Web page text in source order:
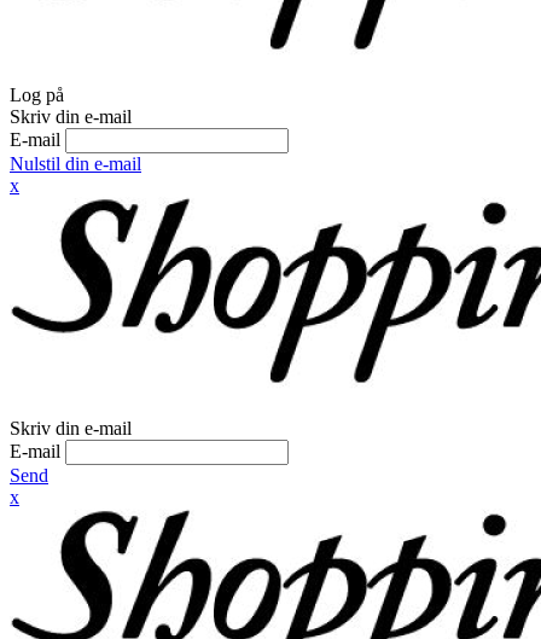
Log på
Skriv din e-mail
E-mail
Nulstil din e-mail
x
Skriv din e-mail
E-mail
Send
x